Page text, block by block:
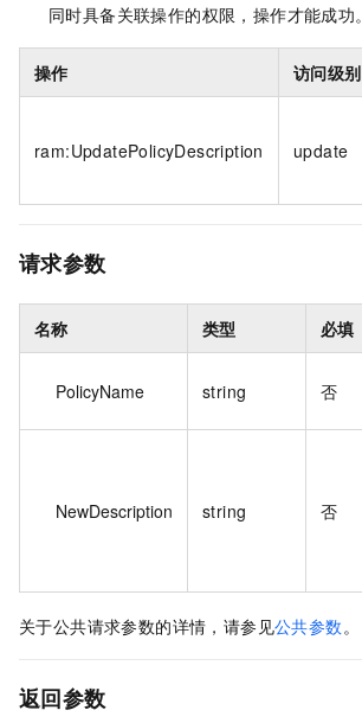
同时具备关联操作的权限，操作才能成功。
操作 访问级别
ram:UpdatePolicyDescription update
请求参数
名称 类型 必填
PolicyName string 否
NewDescription string 否
关于公共请求参数的详情，请参见公共参数。
返回参数